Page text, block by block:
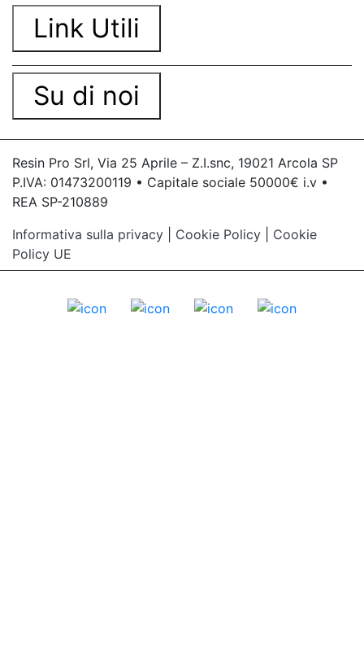
Link Utili
Su di noi
Resin Pro Srl, Via 25 Aprile – Z.I.snc, 19021 Arcola SP
P.IVA: 01473200119 • Capitale sociale 50000€ i.v •
REA SP-210889
Informativa sulla privacy
Cookie Policy
Cookie
Policy UE